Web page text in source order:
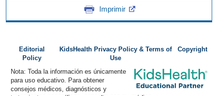
Imprimir
Editorial
Policy
KidsHealth Privacy Policy & Terms of
Use
Copyright
Nota: Toda la información es únicamente
para uso educativo. Para obtener
consejos médicos, diagnósticos y